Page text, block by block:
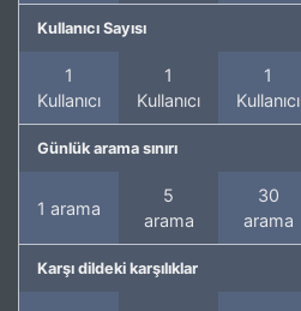
Kullanıcı Sayısı
1
Kullanıcı
1
Kullanıcı
1
Kullanıcı
Günlük arama sınırı
1 arama
5
arama
30
arama
Karşı dildeki karşılıklar